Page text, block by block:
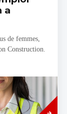
a
de femmes,
Construction.
Savoir
plus